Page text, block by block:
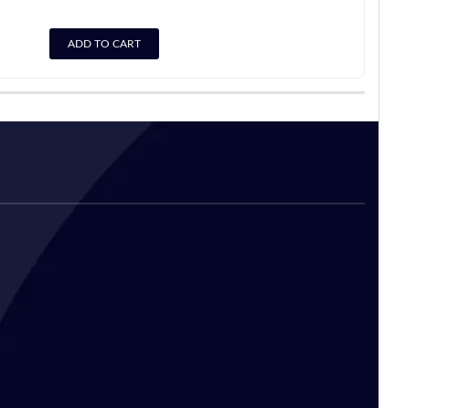
ADD TO CART